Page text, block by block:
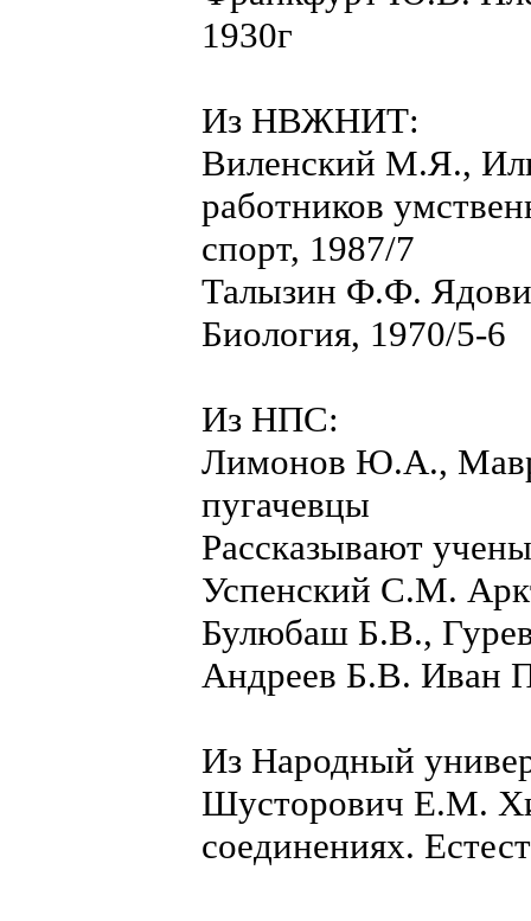
1930г
Из НВЖНИТ:
Виленский М.Я.,
работников
спорт, 1987/7
Талызин Ф.Ф.
Биология, 1970/5-6
Из НПС:
Лимонов Ю.А.,
пугачевцы
Рассказывают
Успенский С.М.
Булюбаш Б.В.,
Андреев Б.В. Иван
Из Народный
Шусторович Е.М.
соединениях.